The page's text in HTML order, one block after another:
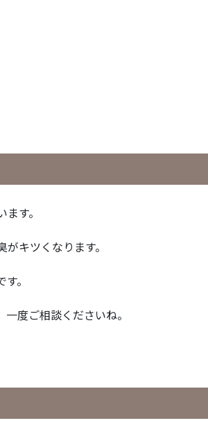
す。
キツくなります。
。
度ご相談くださいね。